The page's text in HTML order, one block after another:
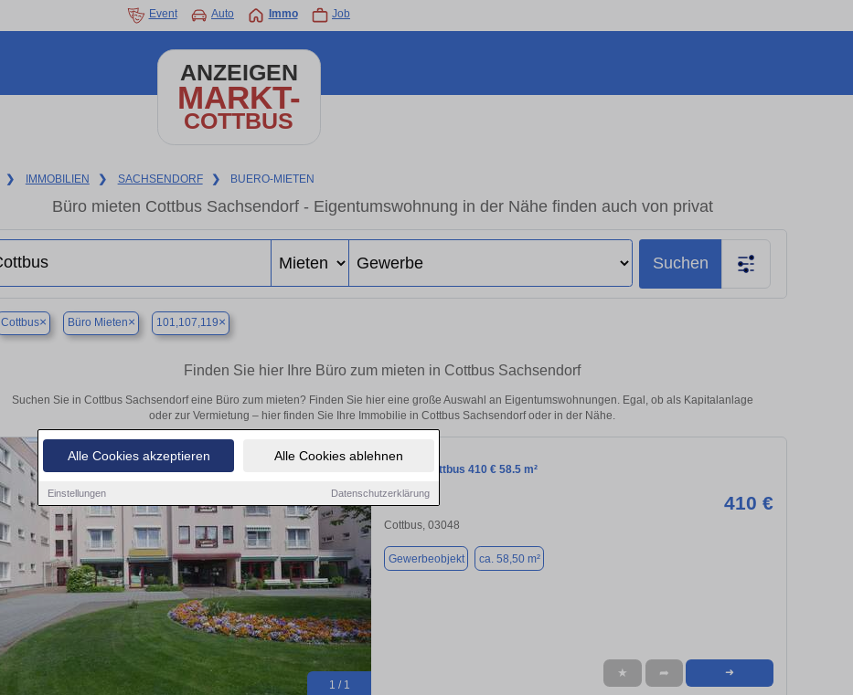
Alle Cookies akzeptieren Alle Cookies ablehnen
Einstellungen Datenschutzerklärung
Event Auto Immo Job
ANZEIGEN
MARKT-
COTTBUS
❯ IMMOBILIEN ❯ SACHSENDORF ❯ BUERO-MIETEN
Büro mieten Cottbus Sachsendorf - Eigentumswohnung in der Nähe finden auch von privat
Suchen
Cottbus× Büro Mieten× 101,107,119×
Finden Sie hier Ihre Büro zum mieten in Cottbus Sachsendorf
Suchen Sie in Cottbus Sachsendorf eine Büro zum mieten? Finden Sie hier eine große Auswahl an Eigentumswohnungen. Egal, ob als Kapitalanlage
oder zur Vermietung – hier finden Sie Ihre Immobilie in Cottbus Sachsendorf oder in der Nähe.
1 / 1
Büro in Cottbus 410 € 58.5 m²
410 €
Cottbus, 03048
Gewerbeobjekt ca. 58,50 m²
★ ➦ ➜